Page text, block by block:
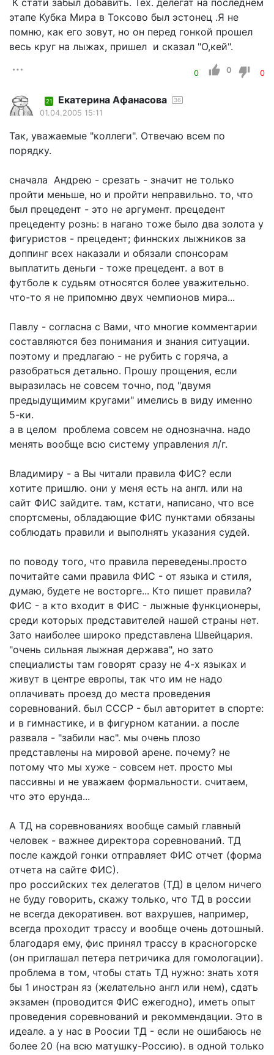
этапе Кубка Мира в Токсово был эстонец .Я не
помню, как его зовут, но он перед гонкой прошел
весь круг на лыжах, пришел и сказал "О,кей".
0 0 0
21 Екатерина Афанасова 36
01.04.2005 15:11
Так, уважаемые "коллеги". Отвечаю всем по
порядку.
сначала Андрею - срезать - значит не только
пройти меньше, но и пройти неправильно. то, что
был прецедент - это не аргумент. прецедент
прецеденту рознь: в нагано тоже было два золота у
фигуристов - прецедент; финнских лыжников за
доппинг всех наказали и обязали спонсорам
выплатить деньги - тоже прецедент. а вот в
футболе к судьям относятся более уважительно.
что-то я не припомню двух чемпионов мира...
Павлу - согласна с Вами, что многие комментарии
составляются без понимания и знания ситуации.
поэтому и предлагаю - не рубить с горяча, а
разобраться детально. Прошу прощения, если
выразилась не совсем точно, под "двумя
предыдущимим кругами" имелись в виду именно
5-ки.
а в целом проблема совсем не однозначна. надо
менять вообще всю систему управления л/г.
Владимиру - а Вы читали правила ФИС? если
хотите пришлю. они у меня есть на англ. или на
сайт ФИС зайдите. там, кстати, написано, что все
спортсмены, обладающие ФИС пунктами обязаны
соблюдать правили и выполнять указания судей.
по поводу того, что правила переведены.просто
почитайте сами правила ФИС - от языка и стиля,
думаю, будете не восторге... Кто пишет правила?
ФИС - а кто входит в ФИС - лыжные функционеры,
среди которых представителей нашей страны нет.
Зато наиболее широко представлена Швейцария.
"очень сильная лыжная держава", но зато
специалисты там говорят сразу не 4-х языках и
живут в центре европы, так что им не надо
оплачивать проезд до места проведения
соревнований. был СССР - был авторитет в спорте:
и в гимнастике, и в фигурном катании. а после
развала - "забили нас". мы очень плозо
представлены на мировой арене. почему? не
потому что мы хуже - совсем нет. просто мы
пассивны и не уважаем формальности. считаем,
что это ерунда...
А ТД на соревнованиях вообще самый главный
человек - важнее директора соревнований. ТД
после каждой гонки отправляет ФИС отчет (форма
отчета на сайте ФИС).
про российских тех делегатов (ТД) в целом ничего
не буду говорить, скажу только, что ТД в россии
не всегда декоративен. вот вахрушев, например,
всегда проходит трассу и вообще очень дотошный.
благодаря ему, фис принял трассу в красногорске
(он приглашал петера петричика для гомологации).
проблема в том, чтобы стать ТД нужно: знать хотя
бы 1 иностран яз (желательно англ или нем), сдать
экзамен (проводится ФИС ежегодно), иметь опыт
проведения соревнований и рекоммендации. Это в
идеале. а у нас в Роосии ТД - если не ошибаюсь не
более 20 (на всю матушку-Россию). в одной только